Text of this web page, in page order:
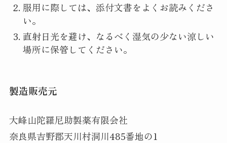
服用に際しては、添付文書をよくお読みくださ
い。
直射日光を避け、なるべく湿気の少ない涼しい
場所に保管してください。
製造販売元
大峰山陀羅尼助製薬有限会社
奈良県吉野郡天川村洞川485番地の1